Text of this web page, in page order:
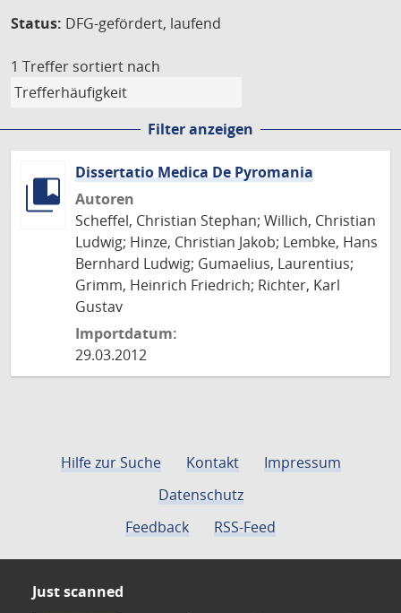
Status: DFG-gefördert, laufend
1 Treffer sortiert nach
Filter anzeigen
Dissertatio Medica De Pyromania
Autoren
Scheffel, Christian Stephan; Willich, Christian
Ludwig; Hinze, Christian Jakob; Lembke, Hans
Bernhard Ludwig; Gumaelius, Laurentius;
Grimm, Heinrich Friedrich; Richter, Karl
Gustav
Importdatum:
29.03.2012
Hilfe zur Suche Kontakt
Impressum
Datenschutz
Feedback
RSS-Feed
Just scanned